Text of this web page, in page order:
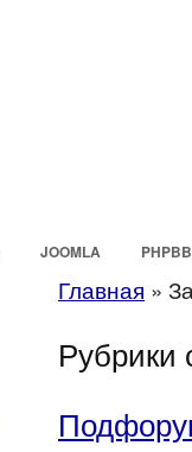
JOOMLA PHPBB
Главная »
Рубрики